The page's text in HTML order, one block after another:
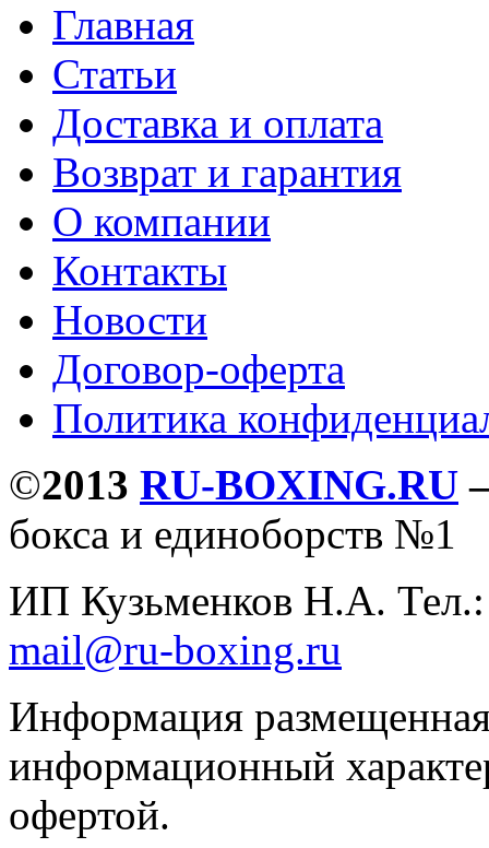
Главная
Статьи
Доставка и оплата
Возврат и гарантия
О компании
Контакты
Новости
Договор-оферта
Политика
©2013 RU-BOXING.RU
бокса и единоборств №1
ИП Кузьменков Н.А.
mail@ru-boxing.ru
Информация
информационный
офертой.